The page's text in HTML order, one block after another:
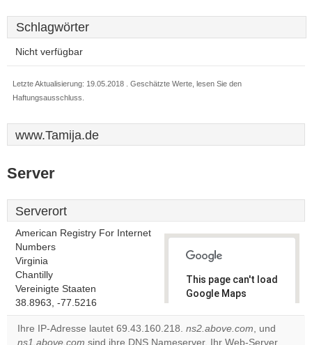
Schlagwörter
Nicht verfügbar
Letzte Aktualisierung: 19.05.2018 . Geschätzte Werte, lesen Sie den
Haftungsausschluss.
www.Tamija.de
Server
Serverort
American Registry For Internet
Numbers
Virginia
Chantilly
Vereinigte Staaten
38.8963, -77.5216
This page can't load
Google Maps
Do you
Ihre IP-Adresse lautet 69.43.160.218. ns2.above.com, und
ns1.above.com sind ihre DNS Nameserver. Ihr Web-Server